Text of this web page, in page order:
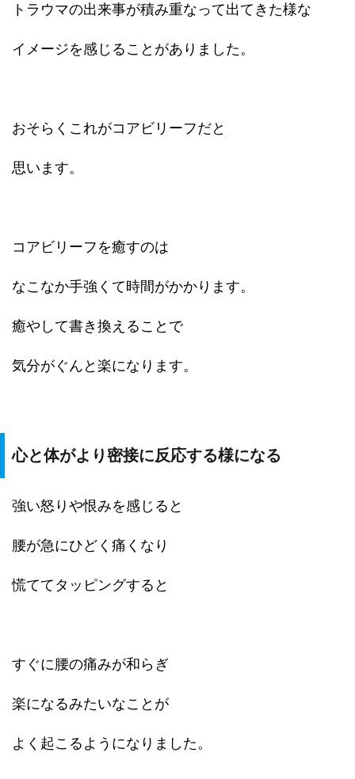
トラウマの出来事が積み重なって出てきた様な
イメージを感じることがありました。
おそらくこれがコアビリーフだと
思います。
コアビリーフを癒すのは
なこなか手強くて時間がかかります。
癒やして書き換えることで
気分がぐんと楽になります。
心と体がより密接に反応する様になる
強い怒りや恨みを感じると
腰が急にひどく痛くなり
慌ててタッピングすると
すぐに腰の痛みが和らぎ
楽になるみたいなことが
よく起こるようになりました。